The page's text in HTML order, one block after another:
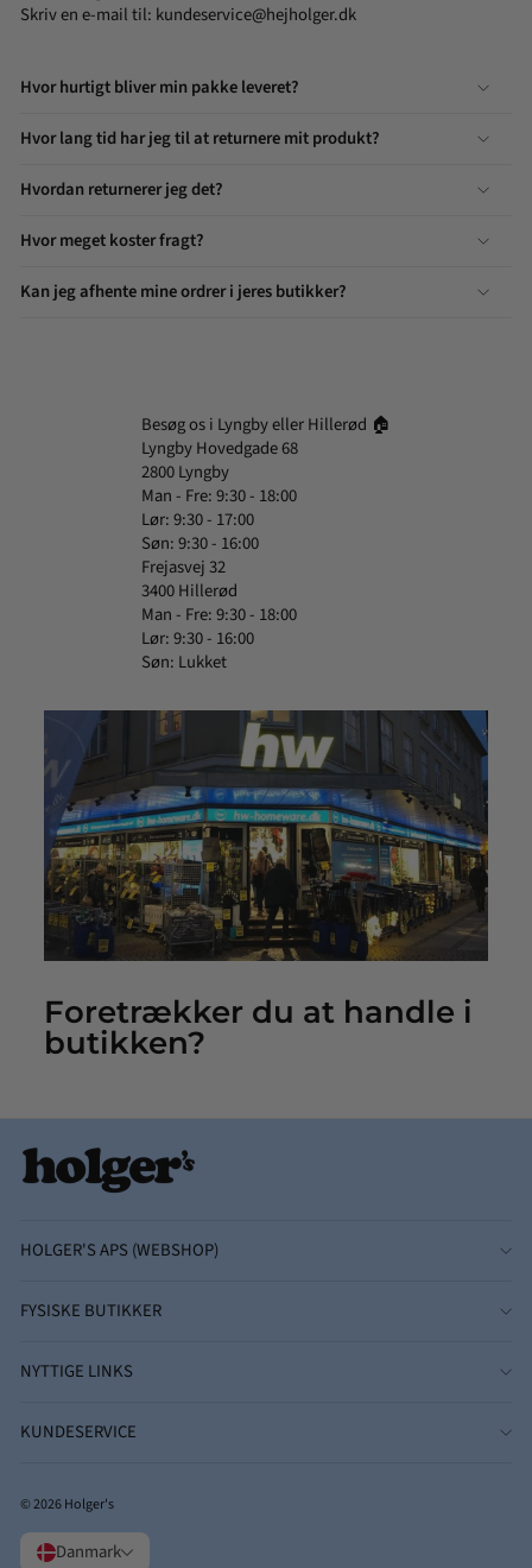
Skriv en e-mail til: kundeservice@hejholger.dk
Hvor hurtigt bliver min pakke leveret?
Hvor lang tid har jeg til at returnere mit produkt?
Hvordan returnerer jeg det?
Hvor meget koster fragt?
Kan jeg afhente mine ordrer i jeres butikker?
Foretrækker du at handle i
butikken?
Besøg os i Lyngby eller Hillerød 🏠
Lyngby Hovedgade 68
2800 Lyngby
Man - Fre: 9:30 - 18:00
Lør: 9:30 - 17:00
Søn: 9:30 - 16:00
Frejasvej 32
3400 Hillerød
Man - Fre: 9:30 - 18:00
Lør: 9:30 - 16:00
Søn: Lukket
HOLGER'S APS (WEBSHOP)
FYSISKE BUTIKKER
NYTTIGE LINKS
KUNDESERVICE
© 2026 Holger's
Danmark